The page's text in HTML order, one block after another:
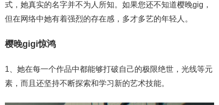
式，她真实的名字并不为人所知。如果您还不知道樱晚gig，
但在网络中她有着强烈的存在感，多才多艺的年轻人。
樱晚gigi惊鸿
1、她在每一个作品中都能够打破自己的极限绝世，光线等元
素，而且还坚持不断探索和学习新的艺术技能。